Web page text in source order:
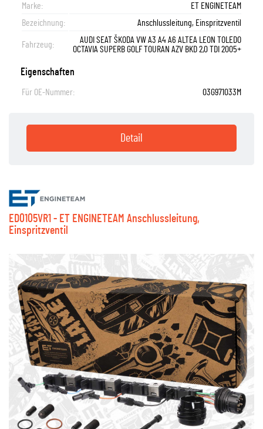
Marke:
ET ENGINETEAM
Bezeichnung:
Anschlussleitung, Einspritzventil
Fahrzeug:
AUDI SEAT ŠKODA VW A3 A4 A6 ALTEA LEON TOLEDO
OCTAVIA SUPERB GOLF TOURAN AZV BKD 2,0 TDI 2005+
Eigenschaften
Für OE-Nummer: 03G971033M
Detail
ED0105VR1 - ET ENGINETEAM Anschlussleitung,
Einspritzventil